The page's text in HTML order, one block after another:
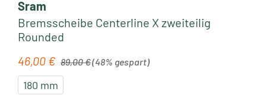
Sram
Bremsscheibe Centerline X zweiteilig
Rounded
Verkaufspreis:
46,00 € Regulärer Preis:
89,00 €(48% gespart)
180 mm